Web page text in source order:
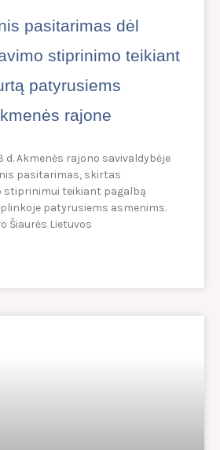
pasitarimas dėl
stiprinimo teikiant
patyrusiems
rajone
d. Akmenės rajono savivaldybėje
pasitarimas, skirtas
stiprinimui teikiant pagalbą
patyrusiems asmenims.
Šiaurės Lietuvos